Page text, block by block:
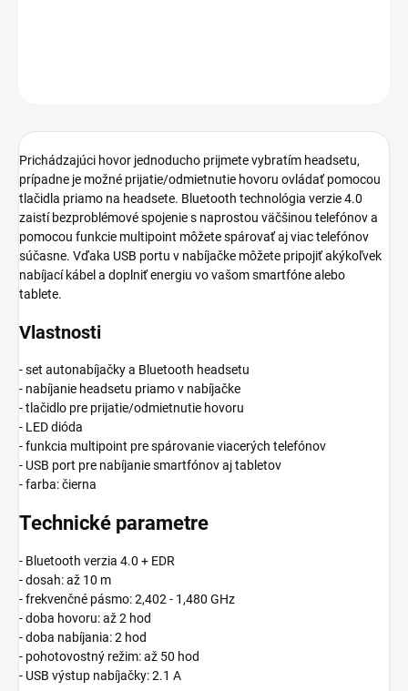
Prichádzajúci hovor jednoducho prijmete vybratím headsetu,
prípadne je možné prijatie/odmietnutie hovoru ovládať pomocou
tlačidla priamo na headsete. Bluetooth technológia verzie 4.0
zaistí bezproblémové spojenie s naprostou väčšinou telefónov a
pomocou funkcie multipoint môžete spárovať aj viac telefónov
súčasne. Vďaka USB portu v nabíjačke môžete pripojiť akýkoľvek
nabíjací kábel a doplniť energiu vo vašom smartfóne alebo
tablete.
Vlastnosti
- set autonabíjačky a Bluetooth headsetu
- nabíjanie headsetu priamo v nabíjačke
- tlačidlo pre prijatie/odmietnutie hovoru
- LED dióda
- funkcia multipoint pre spárovanie viacerých telefónov
- USB port pre nabíjanie smartfónov aj tabletov
- farba: čierna
Technické parametre
- Bluetooth verzia 4.0 + EDR
- dosah: až 10 m
- frekvenčné pásmo: 2,402 - 1,480 GHz
- doba hovoru: až 2 hod
- doba nabíjania: 2 hod
- pohotovostný režim: až 50 hod
- USB výstup nabíjačky: 2.1 A